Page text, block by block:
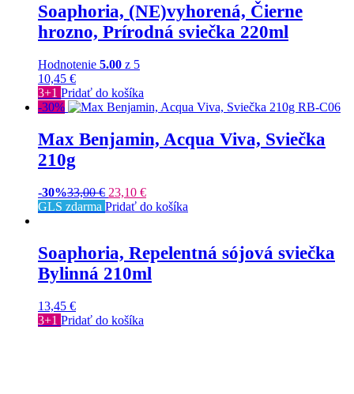
Soaphoria, (NE)vyhorená, Čierne
hrozno, Prírodná sviečka 220ml
Hodnotenie 5.00 z 5
10,45 €
3+1 Pridať do košíka
-30%
Max Benjamin, Acqua Viva, Sviečka
210g
-30%33,00€ 23,10 €
GLS zdarma Pridať do košíka
Soaphoria, Repelentná sójová sviečka
Bylinná 210ml
13,45 €
3+1 Pridať do košíka